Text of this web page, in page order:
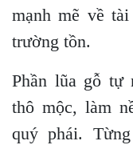
mạnh mẽ về
trường tồn.
Phần lũa gỗ tự
thô mộc, làm
quý phái.